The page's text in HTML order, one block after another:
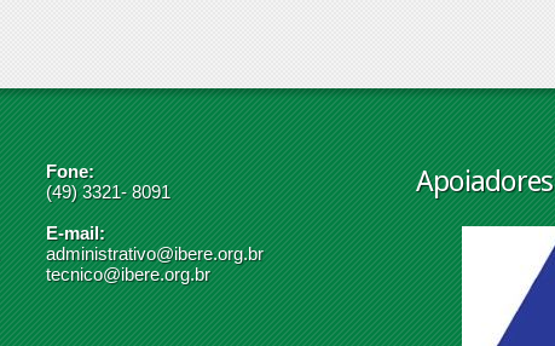
Fone:
(49) 3321- 8091
E-mail:
administrativo@ibere.org.br
tecnico@ibere.org.br
Apoiadores